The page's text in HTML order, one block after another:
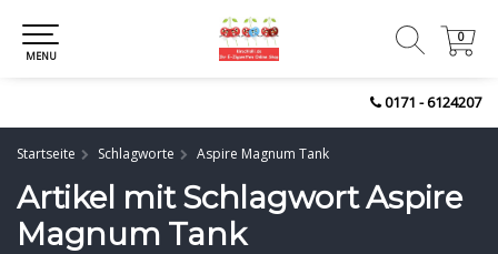
0171 - 6124207
0
0
MENU
Startseite Schlagworte Aspire Magnum Tank
Artikel mit Schlagwort Aspire
Magnum Tank